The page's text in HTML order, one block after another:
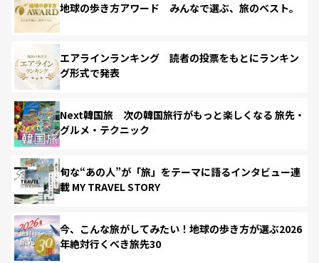
地球の歩き方アワード みんなで選ぶ、旅のベスト。
エアラインランキング 読者の投票をもとにランキン
グ形式で発表
Next韓国旅 次の韓国旅行がもっと楽しくなる 旅先・
グルメ・テクニック
旬な“あの人”が「旅」をテーマに語るインタビュー連
載 MY TRAVEL STORY
今、こんな旅がしてみたい！地球の歩き方が選ぶ2026
年絶対行くべき旅先30